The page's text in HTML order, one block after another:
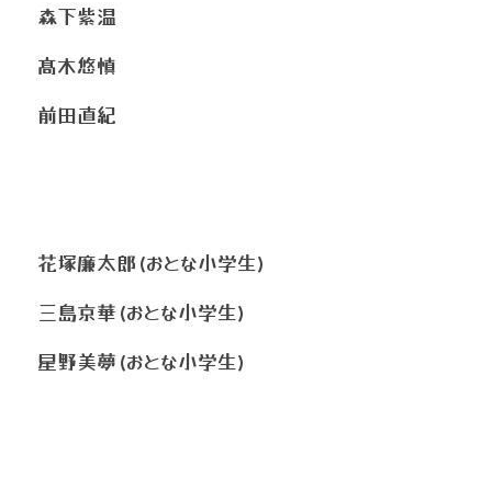
森下紫温
髙木悠慎
前田直紀
花塚廉太郎(おとな小学生)
三島京華(おとな小学生)
星野美夢(おとな小学生)